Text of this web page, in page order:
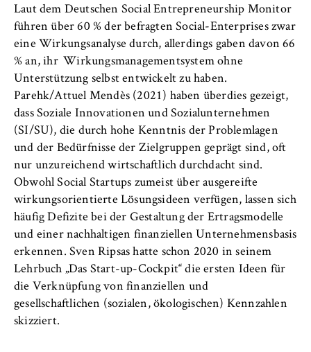
Laut dem Deutschen Social Entrepreneurship Monitor
führen über 60 % der befragten Social-Enterprises zwar
eine Wirkungsanalyse durch, allerdings gaben davon 66
% an, ihr Wirkungsmanagementsystem ohne
Unterstützung selbst entwickelt zu haben.
Parehk/Attuel Mendès (2021) haben überdies gezeigt,
dass Soziale Innovationen und Sozialunternehmen
(SI/SU), die durch hohe Kenntnis der Problemlagen
und der Bedürfnisse der Zielgruppen geprägt sind, oft
nur unzureichend wirtschaftlich durchdacht sind.
Obwohl Social Startups zumeist über ausgereifte
wirkungsorientierte Lösungsideen verfügen, lassen sich
häufig Defizite bei der Gestaltung der Ertragsmodelle
und einer nachhaltigen finanziellen Unternehmensbasis
erkennen. Sven Ripsas hatte schon 2020 in seinem
Lehrbuch „Das Start-up-Cockpit“ die ersten Ideen für
die Verknüpfung von finanziellen und
gesellschaftlichen (sozialen, ökologischen) Kennzahlen
skizziert.
STATISTIK
Matomo
Name:
_pk_id, _pk_ses, _pk_ref
Anbieter:
Matomo
Zweck:
Ermöglicht die anonyme Analyse Ihres
Nutzerverhaltens auf unserer Website, um
unser Angebot fortlaufend zu verbessern.
Hierzu werden Cookies gesetzt, die uns
helfen zu verstehen, welche Seiten am
häufigsten besucht werden.
Cookie Laufzeit: